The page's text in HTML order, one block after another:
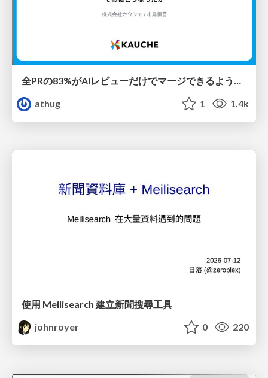
全PRの83%がAIレビューだけでマージできるようになった開発組織はその後どうなったか
athug
1 1.4k
使用 Meilisearch 建立新聞搜尋工具
johnroyer
0 220